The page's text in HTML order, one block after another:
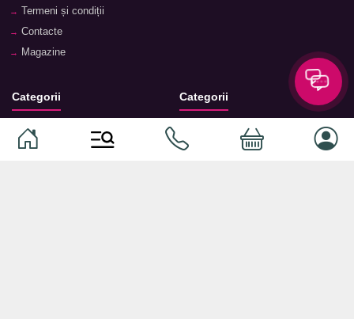
Termeni și condiții
Contacte
Magazine
Categorii
Animale de companie
Vaucher TopMag
Categorii
Componente
Echipamente de rețea